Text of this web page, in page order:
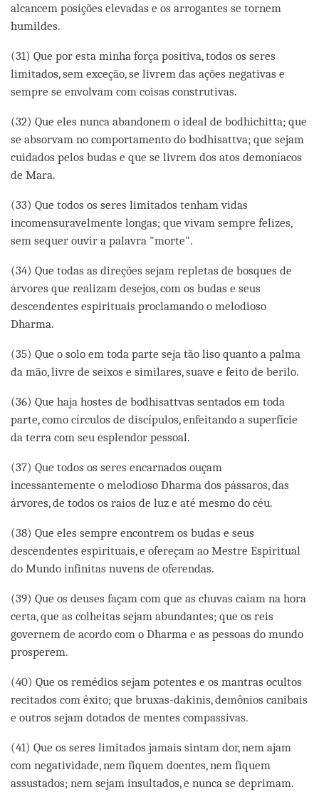
alcancem posições elevadas e os arrogantes se tornem
humildes.
(31) Que por esta minha força positiva, todos os seres
limitados, sem exceção, se livrem das ações negativas e
sempre se envolvam com coisas construtivas.
(32) Que eles nunca abandonem o ideal de bodhichitta; que
se absorvam no comportamento do bodhisattva; que sejam
cuidados pelos budas e que se livrem dos atos demoníacos
de Mara.
(33) Que todos os seres limitados tenham vidas
incomensuravelmente longas; que vivam sempre felizes,
sem sequer ouvir a palavra "morte".
(34) Que todas as direções sejam repletas de bosques de
árvores que realizam desejos, com os budas e seus
descendentes espirituais proclamando o melodioso
Dharma.
(35) Que o solo em toda parte seja tão liso quanto a palma
da mão, livre de seixos e similares, suave e feito de berilo.
(36) Que haja hostes de bodhisattvas sentados em toda
parte, como círculos de discípulos, enfeitando a superfície
da terra com seu esplendor pessoal.
(37) Que todos os seres encarnados ouçam
incessantemente o melodioso Dharma dos pássaros, das
árvores, de todos os raios de luz e até mesmo do céu.
(38) Que eles sempre encontrem os budas e seus
descendentes espirituais, e ofereçam ao Mestre Espiritual
do Mundo infinitas nuvens de oferendas.
(39) Que os deuses façam com que as chuvas caiam na hora
certa, que as colheitas sejam abundantes; que os reis
governem de acordo com o Dharma e as pessoas do mundo
prosperem.
(40) Que os remédios sejam potentes e os mantras ocultos
recitados com êxito; que bruxas-dakinis, demônios canibais
e outros sejam dotados de mentes compassivas.
(41) Que os seres limitados jamais sintam dor, nem ajam
com negatividade, nem fiquem doentes, nem fiquem
assustados; nem sejam insultados, e nunca se deprimam.